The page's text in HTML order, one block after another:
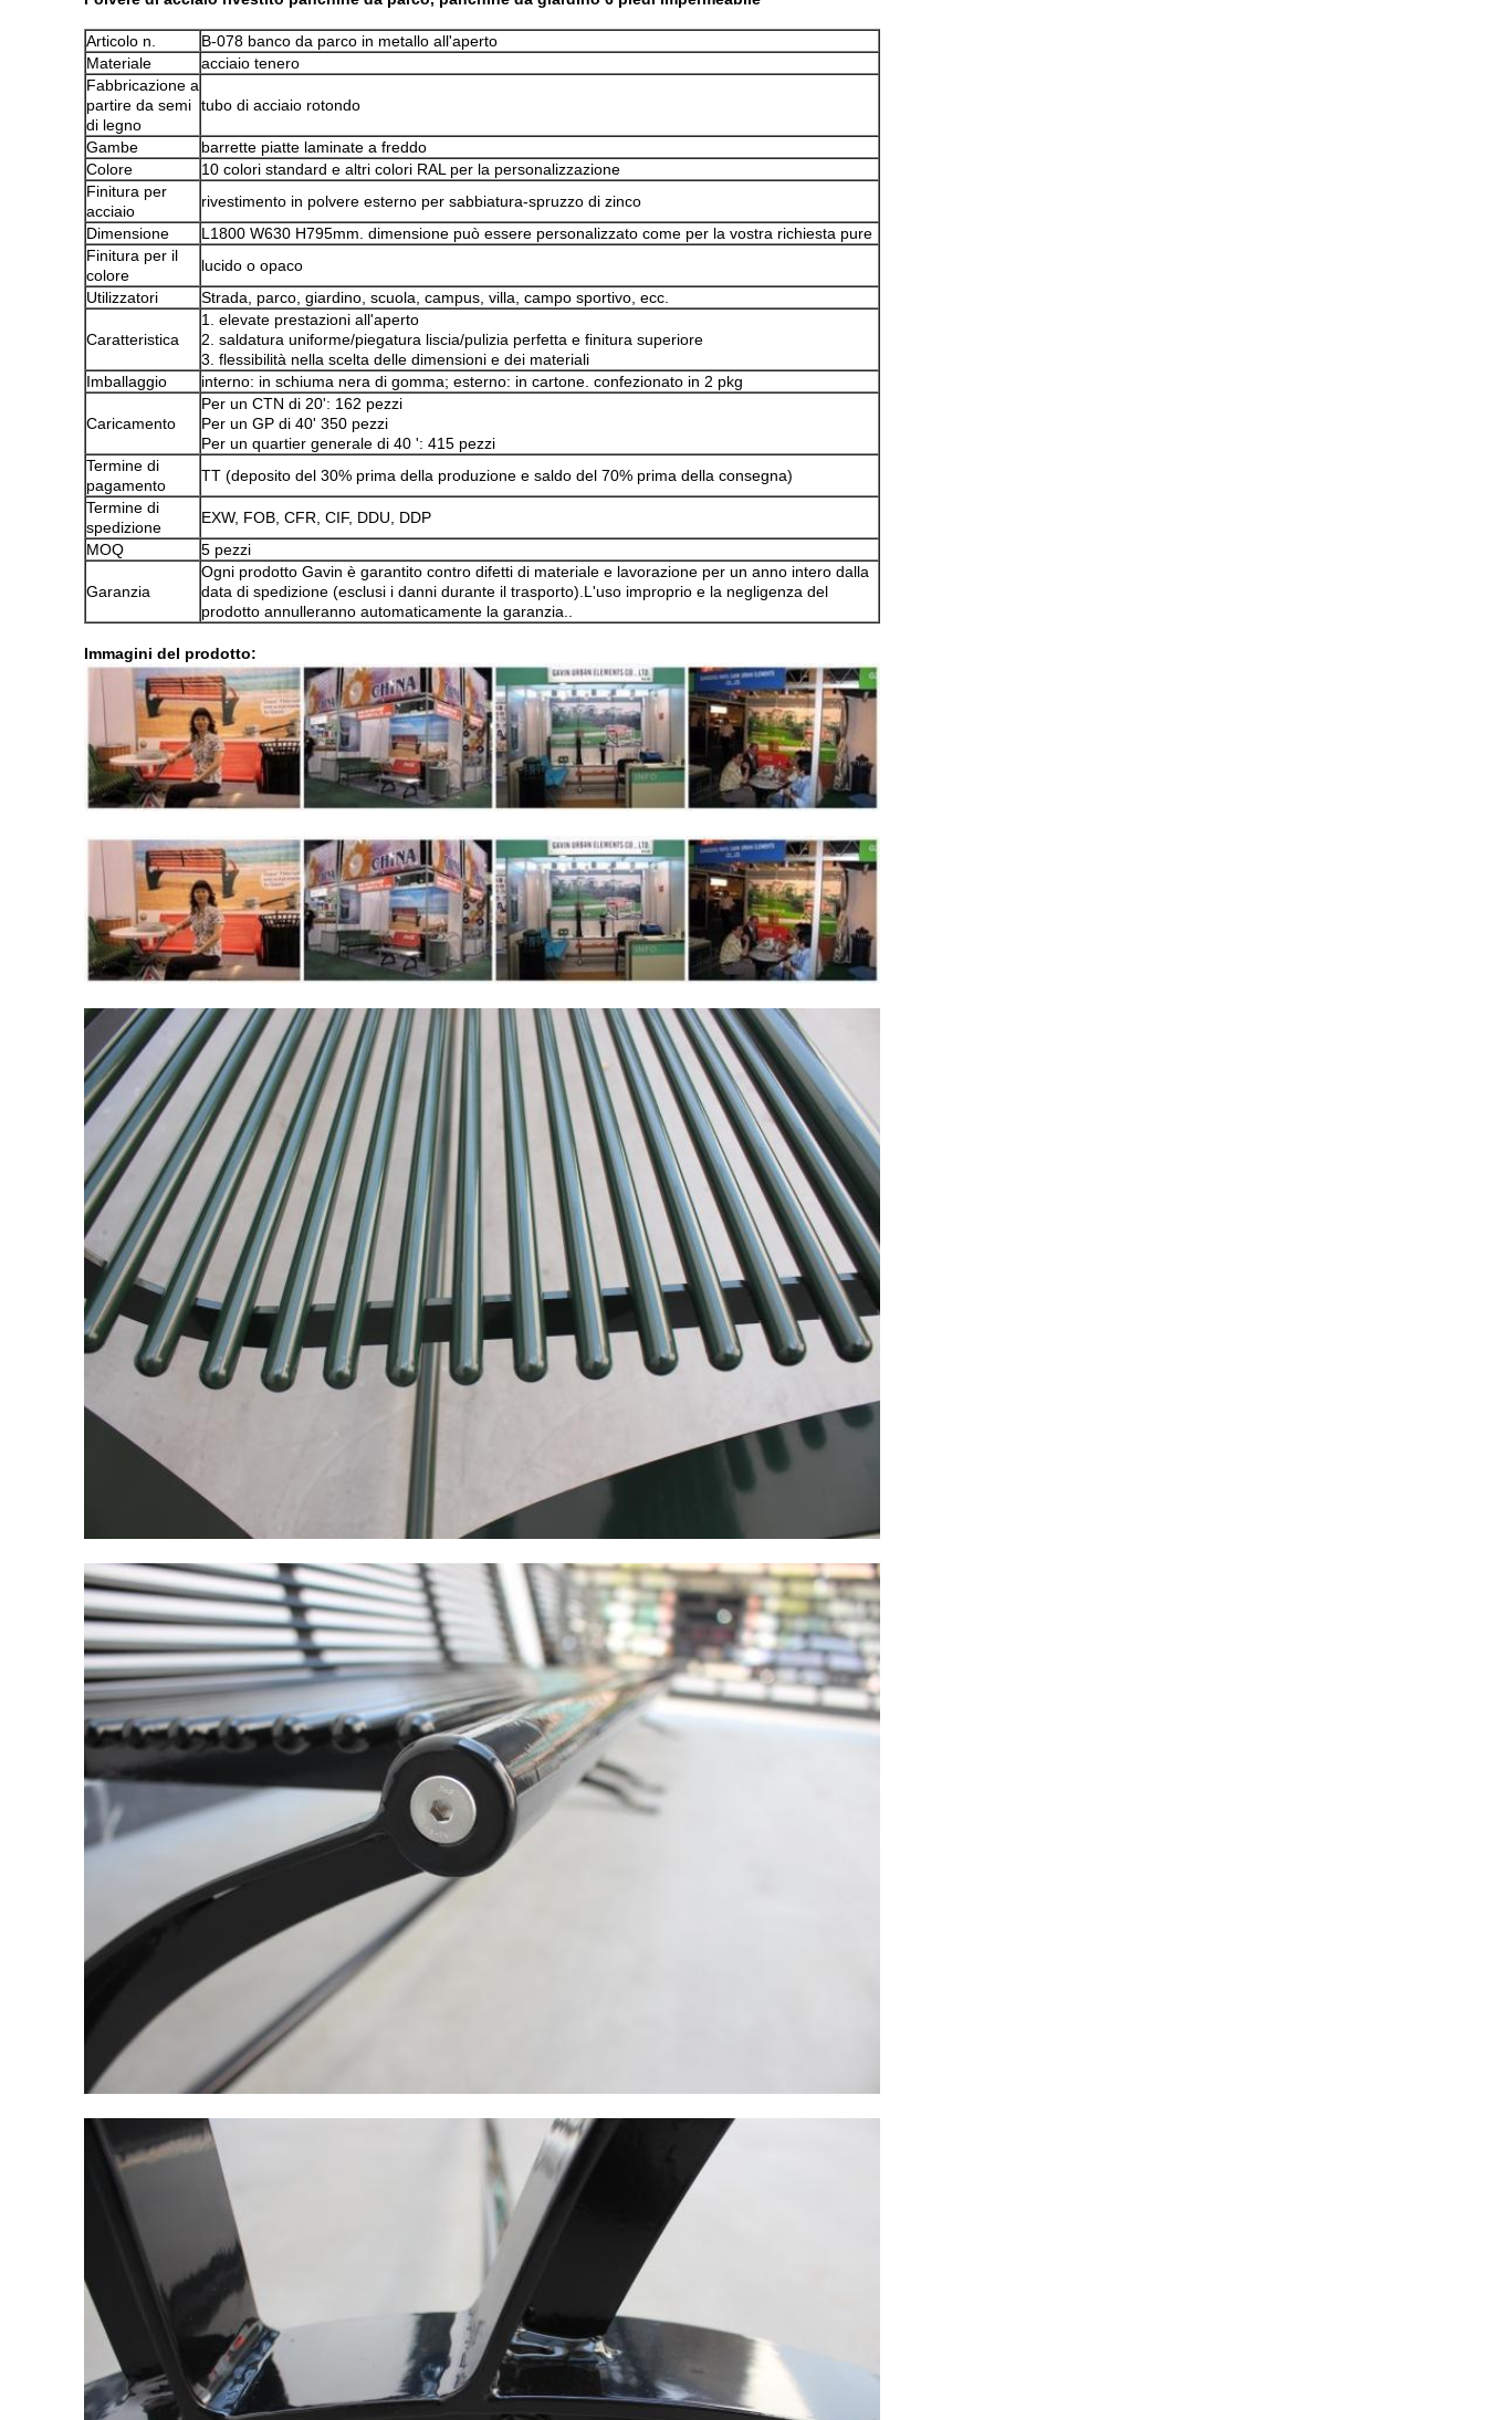
Articolo n.
B-078 banco da parco in metallo all'aperto
Materiale
acciaio tenero
Fabbricazione a
partire da semi
di legno
tubo di acciaio rotondo
Gambe
barrette piatte laminate a freddo
Colore
10 colori standard e altri colori RAL per la personalizzazione
Finitura per
acciaio
rivestimento in polvere esterno per sabbiatura-spruzzo di zinco
Dimensione
L1800 W630 H795mm. dimensione può essere personalizzato come per la vostra richiesta pure
Finitura per il
colore
lucido o opaco
Utilizzatori
Strada, parco, giardino, scuola, campus, villa, campo sportivo, ecc.
Caratteristica
1. elevate prestazioni all'aperto
2. saldatura uniforme/piegatura liscia/pulizia perfetta e finitura superiore
3. flessibilità nella scelta delle dimensioni e dei materiali
Imballaggio
interno: in schiuma nera di gomma; esterno: in cartone. confezionato in 2 pkg
Caricamento
Per un CTN di 20': 162 pezzi
Per un GP di 40' 350 pezzi
Per un quartier generale di 40 ': 415 pezzi
Termine di
pagamento
TT (deposito del 30% prima della produzione e saldo del 70% prima della consegna)
Termine di
spedizione
EXW, FOB, CFR, CIF, DDU, DDP
MOQ
5 pezzi
Garanzia
Ogni prodotto Gavin è garantito contro difetti di materiale e lavorazione per un anno intero dalla
data di spedizione (esclusi i danni durante il trasporto).L'uso improprio e la negligenza del
prodotto annulleranno automaticamente la garanzia..
Immagini del prodotto: